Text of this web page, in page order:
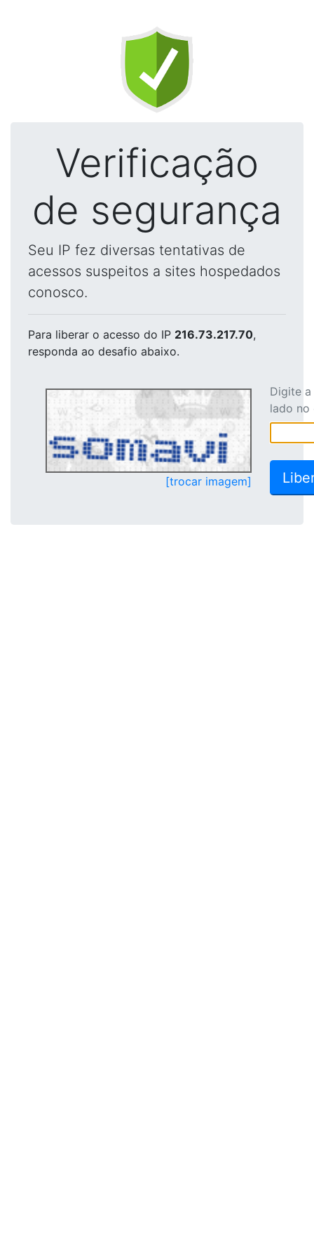
Verificação
de segurança
Seu IP fez diversas tentativas de
acessos suspeitos a sites hospedados
conosco.
Para liberar o acesso do IP 216.73.217.70,
responda ao desafio abaixo.
[trocar imagem]
Digite
lado no